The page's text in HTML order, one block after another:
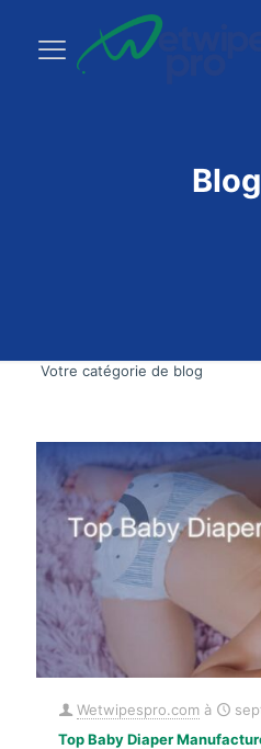
Votre catégorie de blog
Wetwipespro.com à
Top Baby Diaper